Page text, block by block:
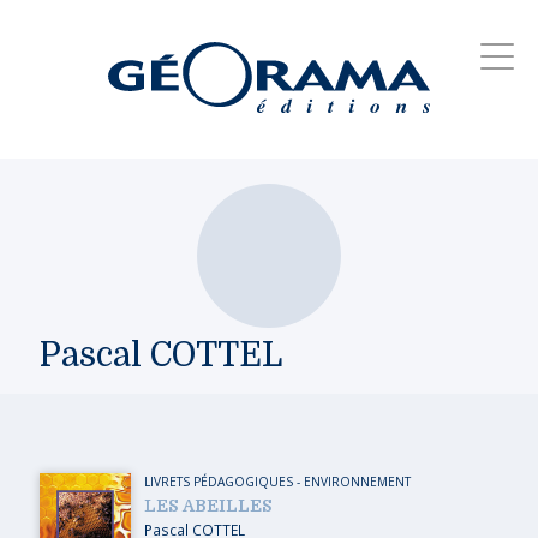
Pascal COTTEL
LIVRETS PÉDAGOGIQUES- ENVIRONNEMENT
LES ABEILLES
Pascal COTTEL